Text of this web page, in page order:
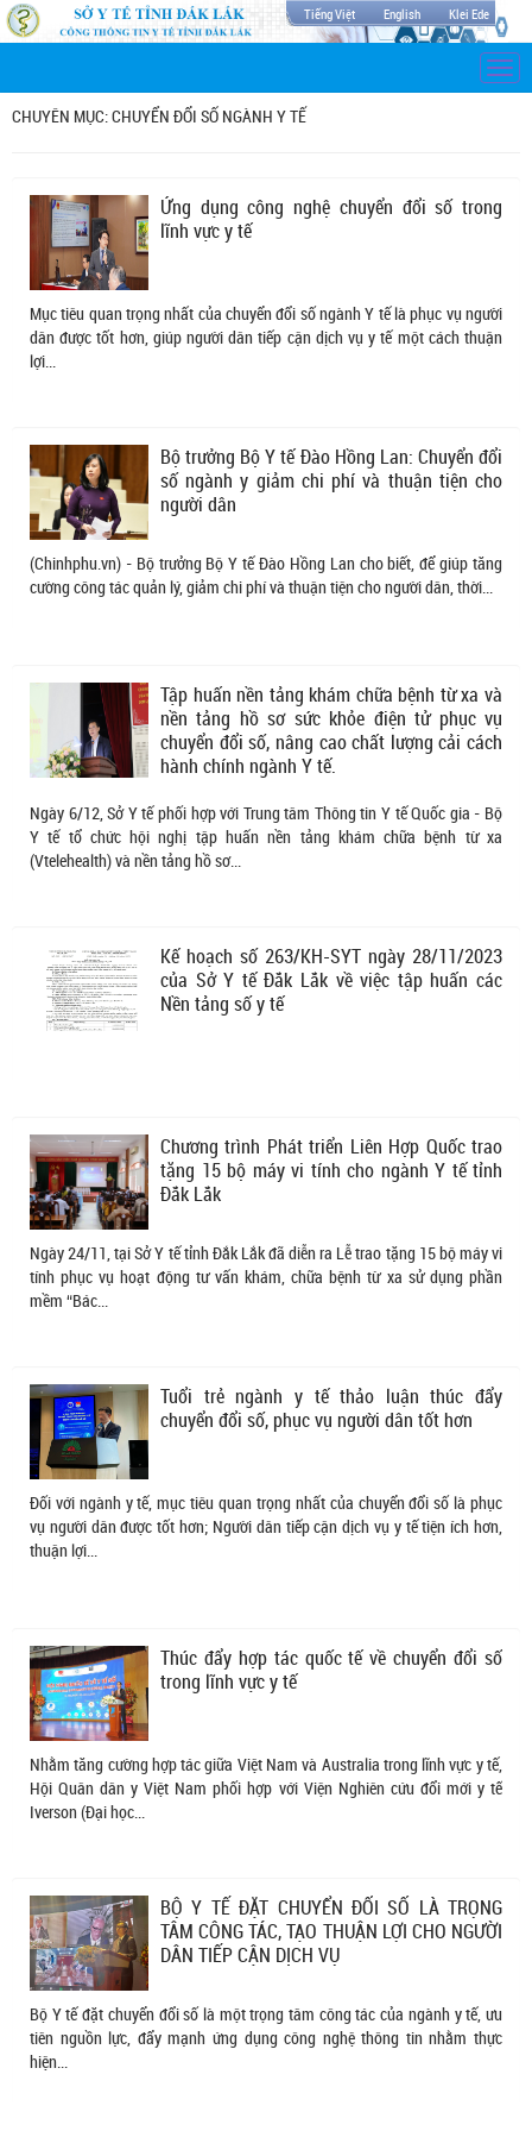
Tiếng Việt English Klei Ede
CHUYÊN MỤC: CHUYỂN ĐỔI SỐ NGÀNH Y TẾ
Ứng dụng công nghệ chuyển đổi số trong
lĩnh vực y tế
Mục tiêu quan trọng nhất của chuyển đổi số ngành Y tế là phục vụ người
dân được tốt hơn, giúp người dân tiếp cận dịch vụ y tế một cách thuận
lợi...
Bộ trưởng Bộ Y tế Đào Hồng Lan: Chuyển đổi
số ngành y giảm chi phí và thuận tiện cho
người dân
(Chinhphu.vn) - Bộ trưởng Bộ Y tế Đào Hồng Lan cho biết, để giúp tăng
cường công tác quản lý, giảm chi phí và thuận tiện cho người dân, thời...
Tập huấn nền tảng khám chữa bệnh từ xa và
nền tảng hồ sơ sức khỏe điện tử phục vụ
chuyển đổi số, nâng cao chất lượng cải cách
hành chính ngành Y tế.
Ngày 6/12, Sở Y tế phối hợp với Trung tâm Thông tin Y tế Quốc gia - Bộ
Y tế tổ chức hội nghị tập huấn nền tảng khám chữa bệnh từ xa
(Vtelehealth) và nền tảng hồ sơ...
Kế hoạch số 263/KH-SYT ngày 28/11/2023
của Sở Y tế Đắk Lắk về việc tập huấn các
Nền tảng số y tế
Chương trình Phát triển Liên Hợp Quốc trao
tặng 15 bộ máy vi tính cho ngành Y tế tỉnh
Đắk Lắk
Ngày 24/11, tại Sở Y tế tỉnh Đắk Lắk đã diễn ra Lễ trao tặng 15 bộ máy vi
tính phục vụ hoạt động tư vấn khám, chữa bệnh từ xa sử dụng phần
mềm “Bác...
Tuổi trẻ ngành y tế thảo luận thúc đẩy
chuyển đổi số, phục vụ người dân tốt hơn
Đối với ngành y tế, mục tiêu quan trọng nhất của chuyển đổi số là phục
vụ người dân được tốt hơn; Người dân tiếp cận dịch vụ y tế tiện ích hơn,
thuận lợi...
Thúc đẩy hợp tác quốc tế về chuyển đổi số
trong lĩnh vực y tế
Nhằm tăng cường hợp tác giữa Việt Nam và Australia trong lĩnh vực y tế,
Hội Quân dân y Việt Nam phối hợp với Viện Nghiên cứu đổi mới y tế
Iverson (Đại học...
BỘ Y TẾ ĐẶT CHUYỂN ĐỔI SỐ LÀ TRỌNG
TÂM CÔNG TÁC, TẠO THUẬN LỢI CHO NGƯỜI
DÂN TIẾP CẬN DỊCH VỤ
Bộ Y tế đặt chuyển đổi số là một trọng tâm công tác của ngành y tế, ưu
tiên nguồn lực, đẩy mạnh ứng dụng công nghệ thông tin nhằm thực
hiện...